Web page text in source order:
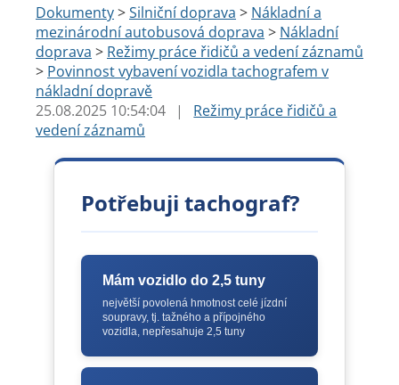
Dokumenty>Silniční doprava > Nákladní a
mezinárodní autobusová doprava > Nákladní
doprava > Režimy práce řidičů a vedení záznamů
> Povinnost vybavení vozidla tachografem v
nákladní dopravě
25.08.2025 10:54:04
|
Režimy práce řidičů a
vedení záznamů